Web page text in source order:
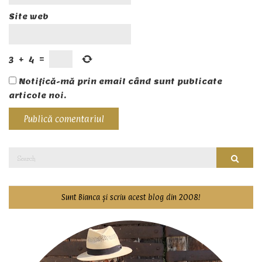
Site web
3 + 4 =
Notifică-mă prin email când sunt publicate
articole noi.
Sunt Bianca și scriu acest blog din 2008!